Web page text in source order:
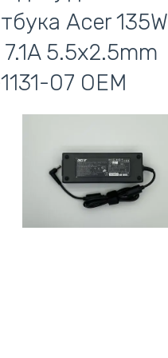
Acer 135W
7.1A 5.5x2.5mm
07 OEM